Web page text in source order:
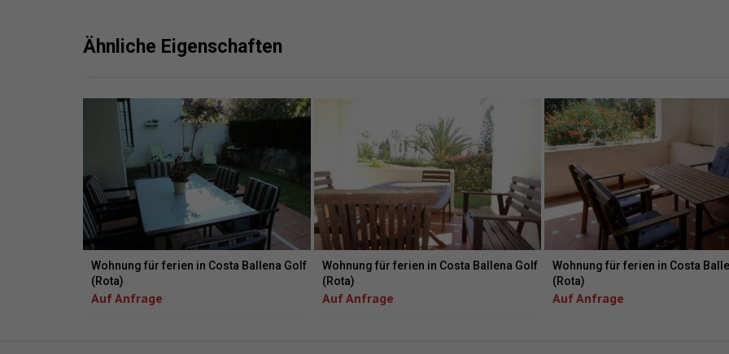
Ähnliche Eigenschaften
Wohnung für ferien in Costa Ballena Golf
(Rota)
Auf Anfrage
Wohnung für ferien in Costa Ballena Golf
(Rota)
Auf Anfrage
Wohnung für ferien in Costa
(Rota)
Auf Anfrage